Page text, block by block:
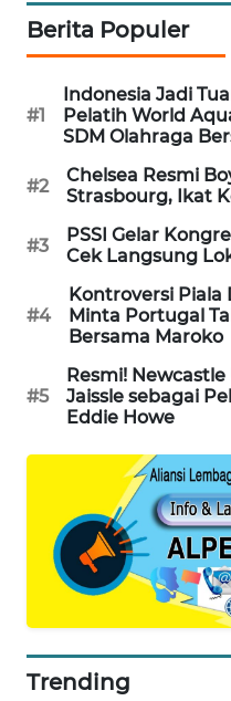
Berita Populer
#1
Indonesia Jadi
Pelatih World
SDM Olahraga
#2
Chelsea Resmi
Strasbourg, Ikat
#3
PSSI Gelar
Cek Langsung
#4
Kontroversi Piala
Minta Portugal
Bersama Maroko
#5
Resmi!
Jaissle sebagai
Eddie Howe
Trending
WAHANA
DESA
WISATA
LAPAK
WAHANA
Network
KONSUMEN
LISTRIK
MASYARAKAT
KELISTRIKAN
MAWAKA
ID
MARTABAT
NET